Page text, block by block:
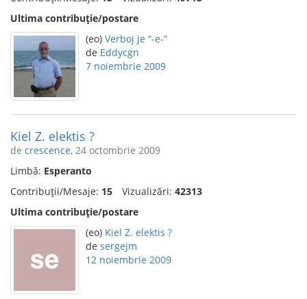
Ultima contribuție/postare
(eo) Verboj je “-e-”
de Eddycgn
7 noiembrie 2009
Kiel Z. elektis ?
de crescence, 24 octombrie 2009
Limbă: Esperanto
Contribuții/Mesaje: 15 Vizualizări: 42313
Ultima contribuție/postare
(eo) Kiel Z. elektis ?
de sergejm
12 noiembrie 2009